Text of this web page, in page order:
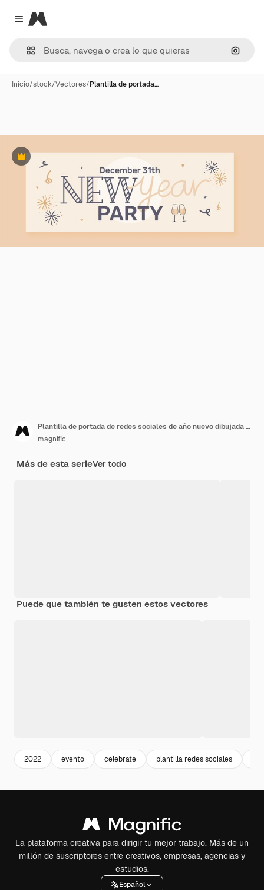
Close menu
Magnific
Inicio/stock/Vectores/Plantilla de portada…
Premium
Plantilla de portada de redes sociales de año nuevo dibujada a mano
magnific
Más de esta serieVer todo
Puede que también te gusten estos vectores
2022 evento celebrate plantilla redes sociales
La plataforma creativa para dirigir tu mejor trabajo. Más de un
millón de suscriptores entre creativos, empresas, agencias y
estudios.
Español